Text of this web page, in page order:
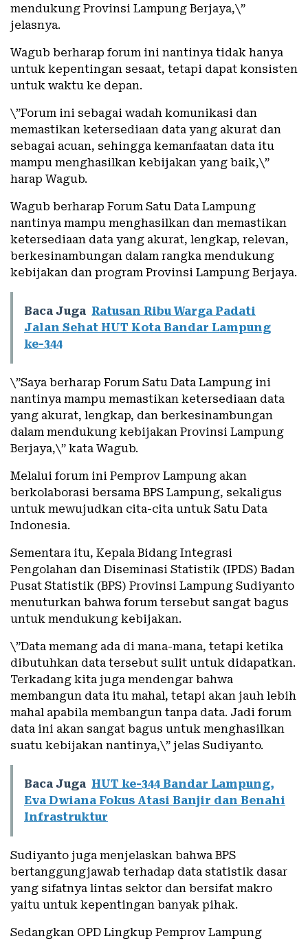
mendukung Provinsi Lampung Berjaya,\”
jelasnya.
Wagub berharap forum ini nantinya tidak hanya
untuk kepentingan sesaat, tetapi dapat konsisten
untuk waktu ke depan.
\”Forum ini sebagai wadah komunikasi dan
memastikan ketersediaan data yang akurat dan
sebagai acuan, sehingga kemanfaatan data itu
mampu menghasilkan kebijakan yang baik,\”
harap Wagub.
Wagub berharap Forum Satu Data Lampung
nantinya mampu menghasilkan dan memastikan
ketersediaan data yang akurat, lengkap, relevan,
berkesinambungan dalam rangka mendukung
kebijakan dan program Provinsi Lampung Berjaya.
Baca Juga Ratusan Ribu Warga Padati
Jalan Sehat HUT Kota Bandar Lampung
ke-344
\”Saya berharap Forum Satu Data Lampung ini
nantinya mampu memastikan ketersediaan data
yang akurat, lengkap, dan berkesinambungan
dalam mendukung kebijakan Provinsi Lampung
Berjaya,\” kata Wagub.
Melalui forum ini Pemprov Lampung akan
berkolaborasi bersama BPS Lampung, sekaligus
untuk mewujudkan cita-cita untuk Satu Data
Indonesia.
Sementara itu, Kepala Bidang Integrasi
Pengolahan dan Diseminasi Statistik (IPDS) Badan
Pusat Statistik (BPS) Provinsi Lampung Sudiyanto
menuturkan bahwa forum tersebut sangat bagus
untuk mendukung kebijakan.
\”Data memang ada di mana-mana, tetapi ketika
dibutuhkan data tersebut sulit untuk didapatkan.
Terkadang kita juga mendengar bahwa
membangun data itu mahal, tetapi akan jauh lebih
mahal apabila membangun tanpa data. Jadi forum
data ini akan sangat bagus untuk menghasilkan
suatu kebijakan nantinya,\” jelas Sudiyanto.
Baca Juga HUT ke-344 Bandar Lampung,
Eva Dwiana Fokus Atasi Banjir dan Benahi
Infrastruktur
Sudiyanto juga menjelaskan bahwa BPS
bertanggungjawab terhadap data statistik dasar
yang sifatnya lintas sektor dan bersifat makro
yaitu untuk kepentingan banyak pihak.
Sedangkan OPD Lingkup Pemprov Lampung